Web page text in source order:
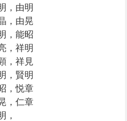
，由明
，由晃
，能昭
，祥明
，祥見
，賢明
，悦章
，仁章
，